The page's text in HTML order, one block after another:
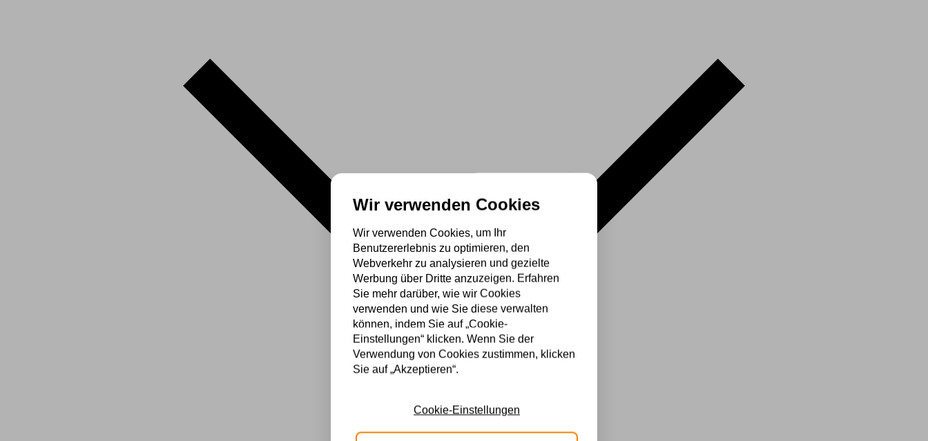
Wir verwenden Cookies
Wir verwenden Cookies, um Ihr
Benutzererlebnis zu optimieren, den
Webverkehr zu analysieren und gezielte
Werbung über Dritte anzuzeigen. Erfahren
Sie mehr darüber, wie wir Cookies
verwenden und wie Sie diese verwalten
können, indem Sie auf „Cookie-
Einstellungen“ klicken. Wenn Sie der
Verwendung von Cookies zustimmen, klicken
Sie auf „Akzeptieren“.
Cookie-Einstellungen